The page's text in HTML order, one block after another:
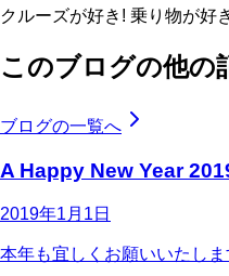
クルーズが好き! 乗り物が好
このブログの他の
ブログの一覧へ
A Happy New Year
2019年1月1日
本年も宜しくお願いいたし